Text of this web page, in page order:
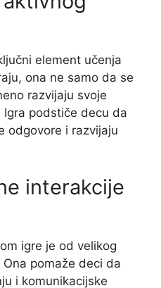
element učenja
ona ne samo da se
razvijaju svoje
podstiče decu da
odgovore i razvijaju
interakcije
igre je od velikog
pomaže deci da
i komunikacijske